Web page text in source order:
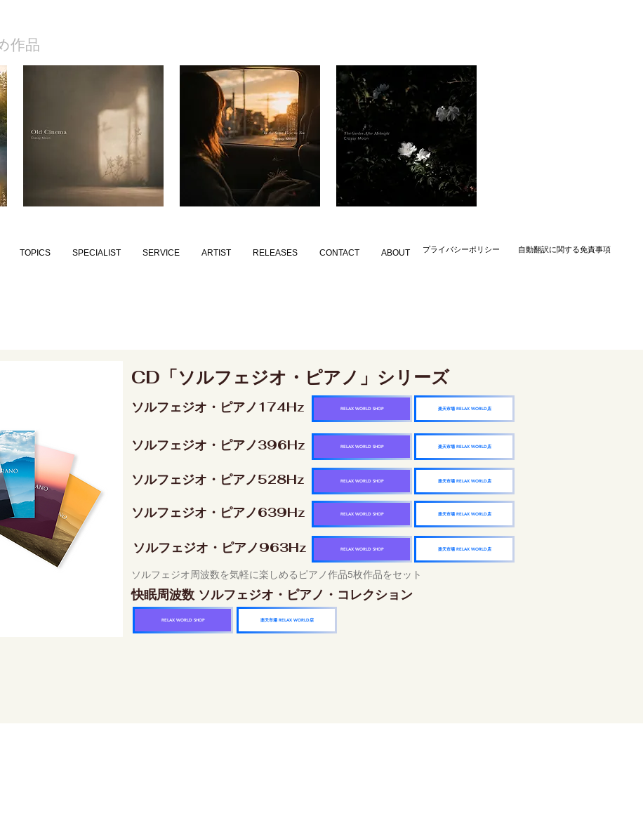
作品
TOPICS SPECIALIST SERVICE ARTIST RELEASES CONTACT ABOUT ​プライバシーポリシー 自動翻訳に関する免責事項
CD「ソルフェジオ・ピアノ」シリーズ
ソルフェジオ・ピアノ174Hz 楽天市場 RELAX WORLD店
RELAX WORLD SHOP
ソルフェジオ・ピアノ396Hz 楽天市場 RELAX WORLD店
RELAX WORLD SHOP
ソルフェジオ・ピアノ528Hz 楽天市場 RELAX WORLD店
RELAX WORLD SHOP
ソルフェジオ・ピアノ639Hz 楽天市場 RELAX WORLD店
RELAX WORLD SHOP
ソルフェジオ・ピアノ963Hz 楽天市場 RELAX WORLD店
RELAX WORLD SHOP
ソルフェジオ周波数を気軽に楽しめるピアノ作品5枚作品をセット
快眠周波数 ソルフェジオ・ピアノ・コレクション
RELAX WORLD SHOP 楽天市場 RELAX WORLD店